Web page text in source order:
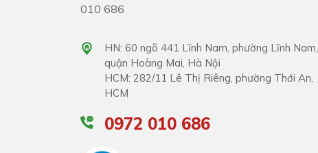
010 686
HN: 60 ngõ 441 Lĩnh Nam, phường Lĩnh Nam,
quận Hoàng Mai, Hà Nội
HCM: 282/11 Lê Thị Riêng, phường Thới An,
HCM
0972 010 686